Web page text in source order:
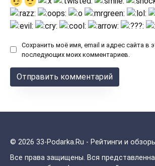
Сохранить моё имя, email и адрес сайта в
последующих моих комментариев.
© 2026 33-Podarka.Ru - Рейтинги и
Все права защищены. Вся